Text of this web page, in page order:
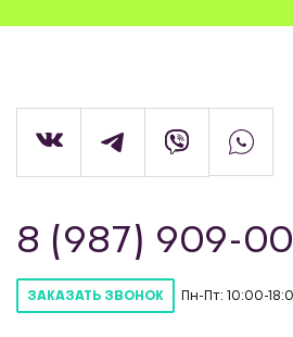
8 (987) 909-
ЗАКАЗАТЬ ЗВОНОК Пн-Пт: 10:00-